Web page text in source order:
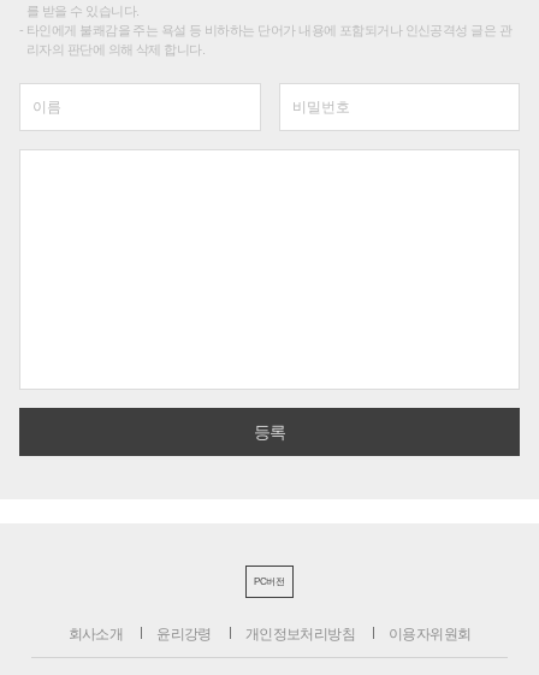
를 받을 수 있습니다.
타인에게 불쾌감을 주는 욕설 등 비하하는 단어가 내용에 포함되거나 인신공격성 글은 관
리자의 판단에 의해 삭제 합니다.
PC버전
회사소개 윤리강령 개인정보처리방침 이용자위원회